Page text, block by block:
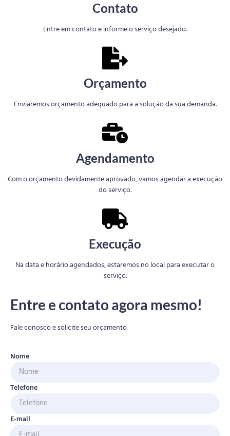
Contato
Entre em contato e informe o serviço desejado.
Orçamento
Enviaremos orçamento adequado para a solução da sua demanda.
Agendamento
Com o orçamento devidamente aprovado, vamos agendar a execução
do serviço.
Execução
Na data e horário agendados, estaremos no local para executar o
serviço.
Entre e contato agora mesmo!
Fale conosco e solicite seu orçamento
Nome
Telefone
E-mail